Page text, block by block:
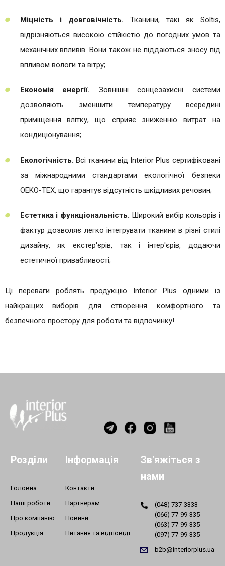
Міцність і довговічність. Тканини, такі як Soltis,
відрізняються високою стійкістю до погодних умов та
механічних впливів. Вони також не піддаються зносу під
впливом вологи та вітру;
Економія енергії. Зовнішні сонцезахисні системи
дозволяють зменшити температуру всередині
приміщення влітку, що сприяє зниженню витрат на
кондиціонування;​
Екологічність. Всі тканини від Interior Plus сертифіковані
за міжнародними стандартами екологічної безпеки
OEKO-TEX, що гарантує відсутність шкідливих речовин;​
Естетика і функціональність. Широкий вибір кольорів і
фактур дозволяє легко інтегрувати тканини в різні стилі
дизайну, як екстер'єрів, так і інтер'єрів, додаючи
естетичної привабливості​;
Ці переваги роблять продукцію Interior Plus одними із
найкращих виборів для створення комфортного та
безпечного простору для роботи та відпочинку!
Розділи
Головна
Наші роботи
Про компанію
Продукція
Інформація
Контакти
Партнерам
Новини
Питання та відповіді
Зв'яжіться з
нами
(048) 737-3333
(066) 77-99-335
(063) 77-99-335
(097) 77-99-335
b2b@interiorplus.ua